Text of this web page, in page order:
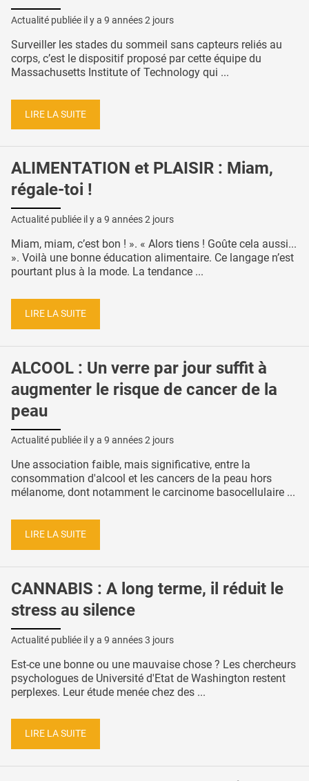
Actualité publiée il y a 9 années 2 jours
Surveiller les stades du sommeil sans capteurs reliés au
corps, c’est le dispositif proposé par cette équipe du
Massachusetts Institute of Technology qui ...
LIRE LA SUITE
ALIMENTATION et PLAISIR : Miam,
régale-toi !
Actualité publiée il y a 9 années 2 jours
Miam, miam, c’est bon ! ». « Alors tiens ! Goûte cela aussi...
». Voilà une bonne éducation alimentaire. Ce langage n’est
pourtant plus à la mode. La tendance ...
LIRE LA SUITE
ALCOOL : Un verre par jour suffit à
augmenter le risque de cancer de la
peau
Actualité publiée il y a 9 années 2 jours
Une association faible, mais significative, entre la
consommation d'alcool et les cancers de la peau hors
mélanome, dont notamment le carcinome basocellulaire ...
LIRE LA SUITE
CANNABIS : A long terme, il réduit le
stress au silence
Actualité publiée il y a 9 années 3 jours
Est-ce une bonne ou une mauvaise chose ? Les chercheurs
psychologues de Université d'Etat de Washington restent
perplexes. Leur étude menée chez des ...
LIRE LA SUITE